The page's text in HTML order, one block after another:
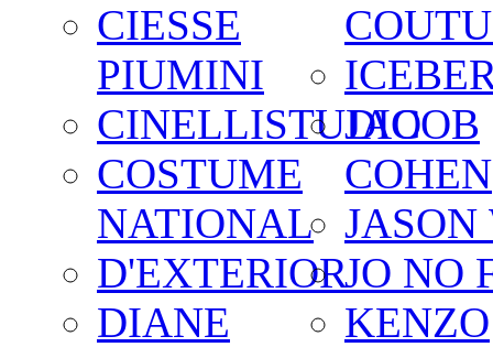
CIESSE
PIUMINI
CINELLISTUDIO
COSTUME
NATIONAL
D'EXTERIOR
DIANE
JACOB
COHEN
JASON
JO NO
KENZO